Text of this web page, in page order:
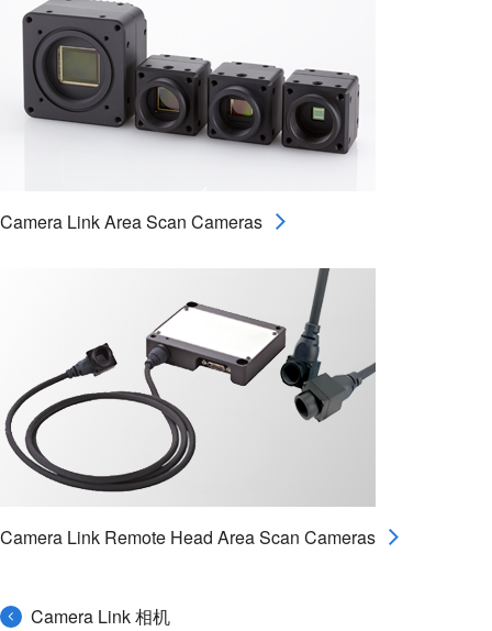
Camera Link Area Scan Cameras
Camera Link Remote Head Area Scan Cameras
Camera Link 相机